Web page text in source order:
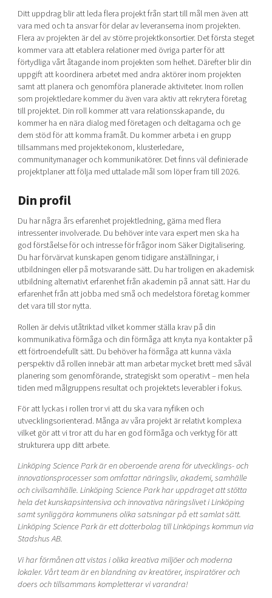
Ditt uppdrag blir att leda flera projekt från start till mål men även att
vara med och ta ansvar för delar av leveranserna inom projekten.
Flera av projekten är del av större projektkonsortier. Det första steget
kommer vara att etablera relationer med övriga parter för att
förtydliga vårt åtagande inom projekten som helhet. Därefter blir din
uppgift att koordinera arbetet med andra aktörer inom projekten
samt att planera och genomföra planerade aktiviteter. Inom rollen
som projektledare kommer du även vara aktiv att rekrytera företag
till projektet. Din roll kommer att vara relationsskapande, du
kommer ha en nära dialog med företagen och deltagarna och ge
dem stöd för att komma framåt. Du kommer arbeta i en grupp
tillsammans med projektekonom, klusterledare,
communitymanager och kommunikatörer. Det finns väl definierade
projektplaner att följa med uttalade mål som löper fram till 2026.
Din profil
Du har några års erfarenhet projektledning, gärna med flera
intressenter involverade. Du behöver inte vara expert men ska ha
god förståelse för och intresse för frågor inom Säker Digitalisering.
Du har förvärvat kunskapen genom tidigare anställningar, i
utbildningen eller på motsvarande sätt. Du har troligen en akademisk
utbildning alternativt erfarenhet från akademin på annat sätt. Har du
erfarenhet från att jobba med små och medelstora företag kommer
det vara till stor nytta.
Rollen är delvis utåtriktad vilket kommer ställa krav på din
kommunikativa förmåga och din förmåga att knyta nya kontakter på
ett förtroendefullt sätt. Du behöver ha förmåga att kunna växla
perspektiv då rollen innebär att man arbetar mycket brett med såväl
planering som genomförande, strategiskt som operativt – men hela
tiden med målgruppens resultat och projektets leverabler i fokus.
För att lyckas i rollen tror vi att du ska vara nyfiken och
utvecklingsorienterad. Många av våra projekt är relativt komplexa
vilket gör att vi tror att du har en god förmåga och verktyg för att
strukturera upp ditt arbete.
Linköping Science Park är en oberoende arena för utvecklings- och
innovationsprocesser som omfattar näringsliv, akademi, samhälle
och civilsamhälle. Linköping Science Park har uppdraget att stötta
hela det kunskapsintensiva och innovativa näringslivet i Linköping
samt synliggöra kommunens olika satsningar på ett samlat sätt.
Linköping Science Park är ett dotterbolag till Linköpings kommun via
Stadshus AB.
Vi har förmånen att vistas i olika kreativa miljöer och moderna
lokaler. Vårt team är en blandning av kreatörer, inspiratörer och
doers och tillsammans kompletterar vi varandra!